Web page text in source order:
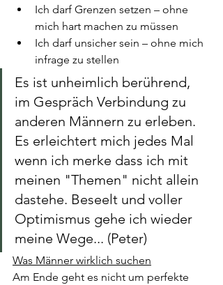
Ich darf Grenzen setzen – ohne
mich hart machen zu müssen
Ich darf unsicher sein – ohne mich
infrage zu stellen
Es ist unheimlich berührend,
im Gespräch Verbindung zu
anderen Männern zu erleben.
Es erleichtert mich jedes Mal
wenn ich merke dass ich mit
meinen "Themen" nicht allein
dastehe. Beseelt und voller
Optimismus gehe ich wieder
meine Wege... (Peter)
Was Männer wirklich suchen
Am Ende geht es nicht um perfekte